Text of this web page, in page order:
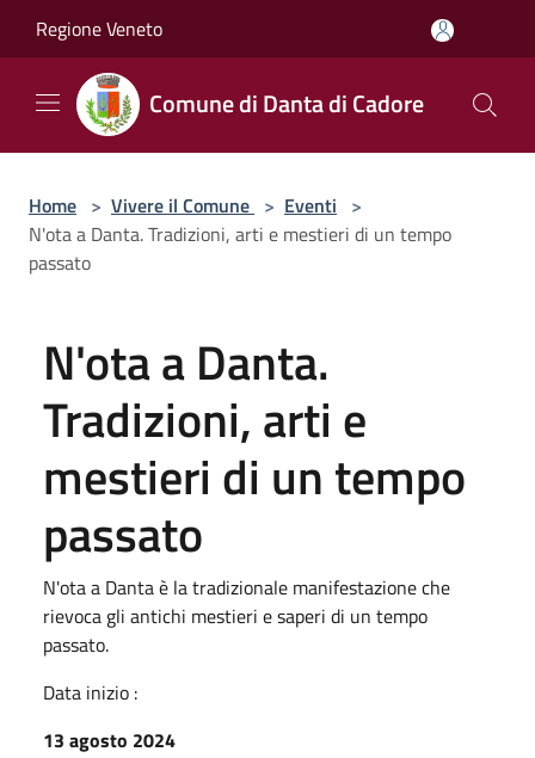
Regione Veneto
Comune di Danta di Cadore
Home > Vivere il Comune > Eventi >
N'ota a Danta. Tradizioni, arti e mestieri di un tempo
passato
N'ota a Danta.
Tradizioni, arti e
mestieri di un tempo
passato
N'ota a Danta è la tradizionale manifestazione che
rievoca gli antichi mestieri e saperi di un tempo
passato.
Data inizio :
13 agosto 2024